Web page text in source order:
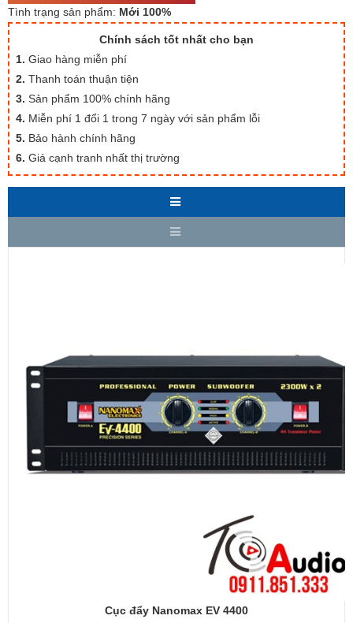
Tình trạng sản phẩm: Mới 100%
Chính sách tốt nhất cho bạn
1. Giao hàng miễn phí
2. Thanh toán thuận tiện
3. Sản phẩm 100% chính hãng
4. Miễn phí 1 đổi 1 trong 7 ngày với sản phẩm lỗi
5. Bảo hành chính hãng
6. Giá cạnh tranh nhất thị trường
Cục đẩy Nanomax EV 4400